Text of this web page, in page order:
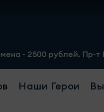
Пр-т
Наши Герои